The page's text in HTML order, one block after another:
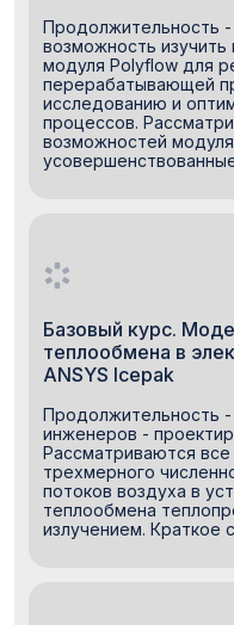
Продолжительность -
возможность
модуля Polyflow для
перерабатывающей
исследованию и
процессов.
возможностей
Базовый курс.
теплообмена в
ANSYS Icepak
Продолжительность -
инженеров -
Рассматриваются
трехмерного
потоков воздуха в
теплообмена
излучением. Краткое